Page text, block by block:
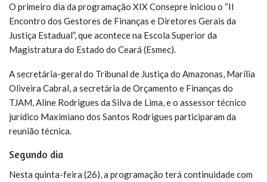
O primeiro dia da programação XIX Consepre iniciou o “II
Encontro dos Gestores de Finanças e Diretores Gerais da
Justiça Estadual”, que acontece na Escola Superior da
Magistratura do Estado do Ceará (Esmec).
A secretária-geral do Tribunal de Justiça do Amazonas, Marília
Oliveira Cabral, a secretária de Orçamento e Finanças do
TJAM, Aline Rodrigues da Silva de Lima, e o assessor técnico
jurídico Maximiano dos Santos Rodrigues participaram da
reunião técnica.
Segundo dia
Nesta quinta-feira (26), a programação terá continuidade com